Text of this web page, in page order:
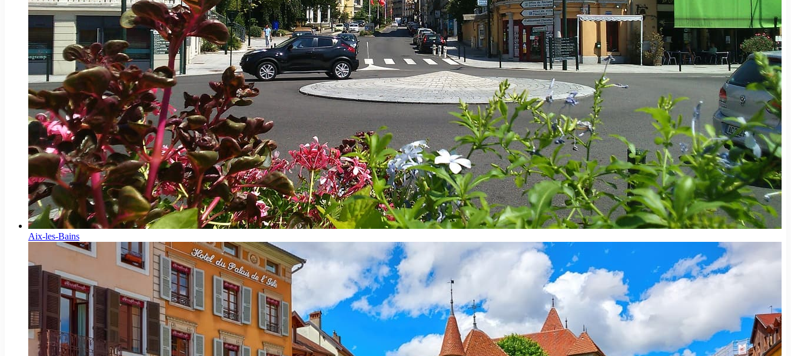
Aix-les-Bains